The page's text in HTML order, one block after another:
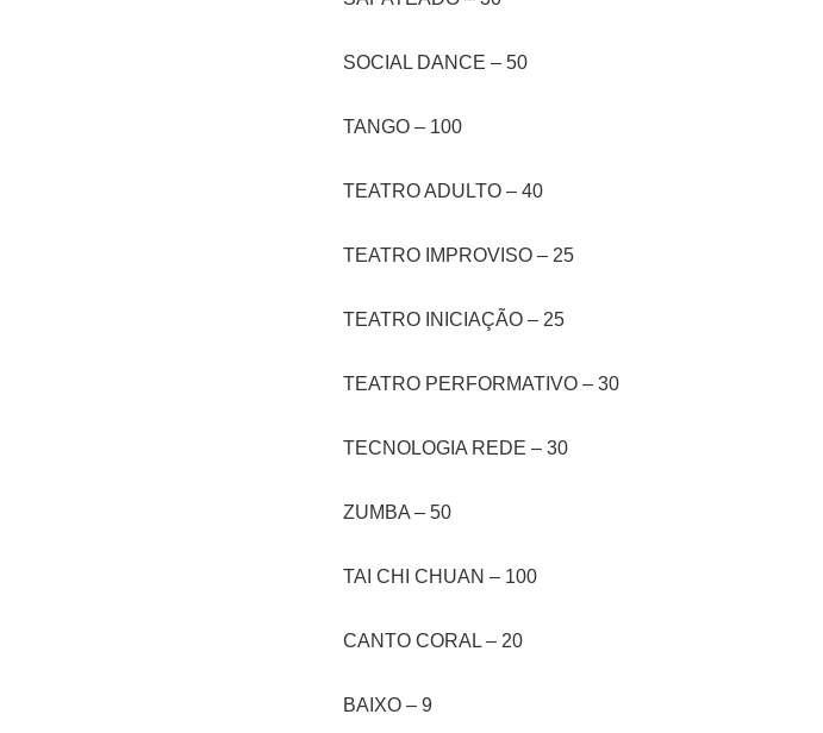
SOCIAL DANCE – 50
TANGO – 100
TEATRO ADULTO – 40
TEATRO IMPROVISO – 25
TEATRO INICIAÇÃO – 25
TEATRO PERFORMATIVO – 30
TECNOLOGIA REDE – 30
ZUMBA – 50
TAI CHI CHUAN – 100
CANTO CORAL – 20
BAIXO – 9